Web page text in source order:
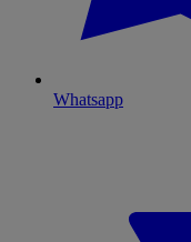
Whatsapp